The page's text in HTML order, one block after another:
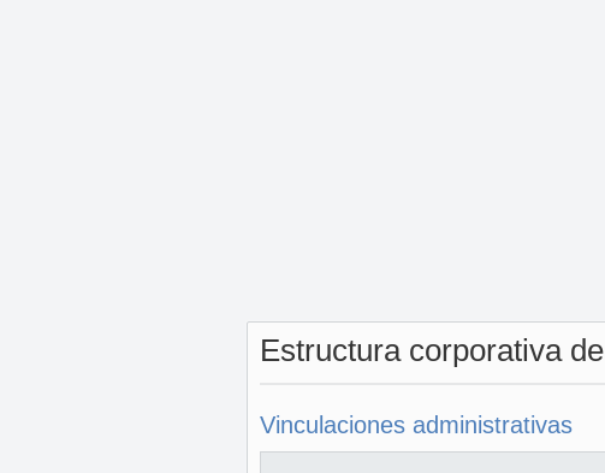
Estructura corporativa de
Vinculaciones administrativas